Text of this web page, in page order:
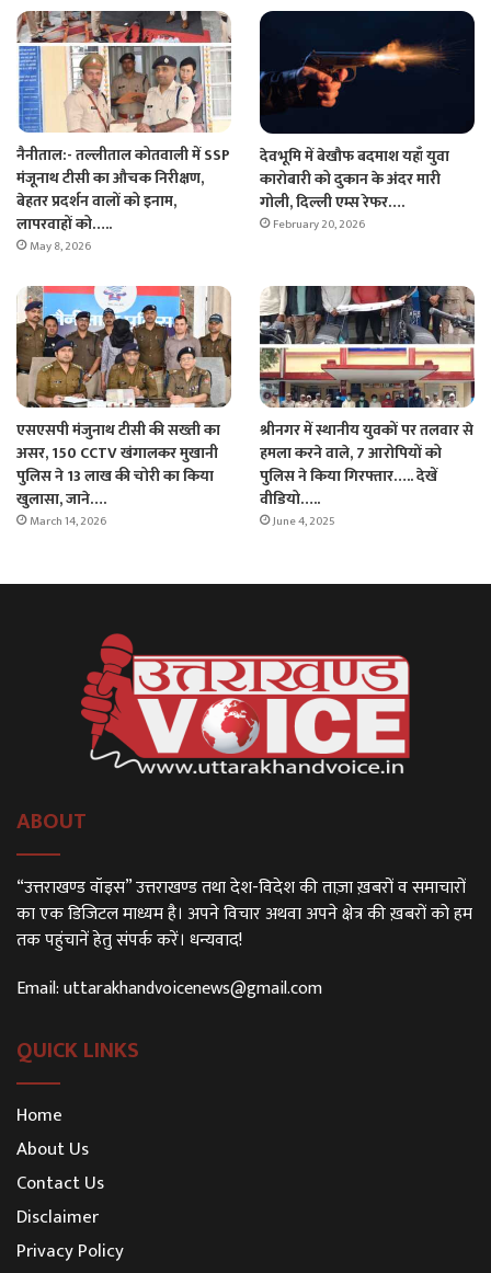
नैनीताल:- तल्लीताल कोतवाली में SSP
मंजूनाथ टीसी का औचक निरीक्षण,
बेहतर प्रदर्शन वालों को इनाम,
लापरवाहों को…..
May 8, 2026
देवभूमि में बेखौफ बदमाश यहाँ युवा
कारोबारी को दुकान के अंदर मारी
गोली, दिल्ली एम्स रेफर….
February 20, 2026
एसएसपी मंजुनाथ टीसी की सख्ती का
असर, 150 CCTV खंगालकर मुखानी
पुलिस ने 13 लाख की चोरी का किया
खुलासा, जाने….
March 14, 2026
श्रीनगर में स्थानीय युवकों पर तलवार से
हमला करने वाले, 7 आरोपियों को
पुलिस ने किया गिरफ्तार….. देखें
वीडियो…..
June 4, 2025
ABOUT
“उत्तराखण्ड वॉइस” उत्तराखण्ड तथा देश-विदेश की ताज़ा ख़बरों व समाचारों
का एक डिजिटल माध्यम है। अपने विचार अथवा अपने क्षेत्र की ख़बरों को हम
तक पहुंचानें हेतु संपर्क करें। धन्यवाद!
Email:uttarakhandvoicenews@gmail.com
QUICK LINKS
Home
About Us
Contact Us
Disclaimer
Privacy Policy